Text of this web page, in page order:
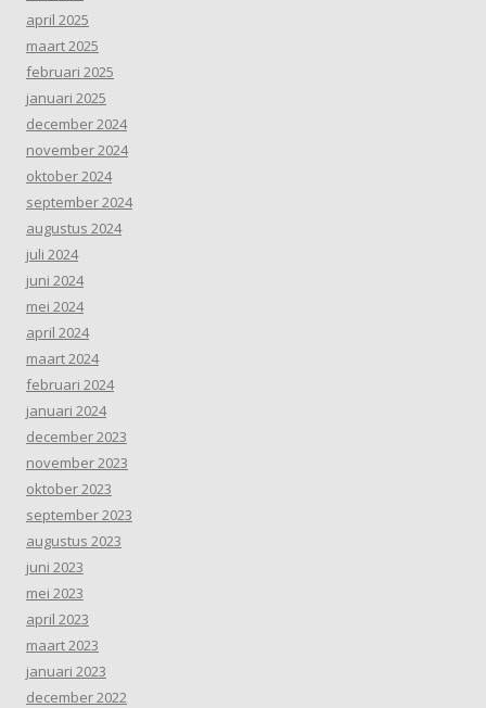
april 2025
maart 2025
februari 2025
januari 2025
december 2024
november 2024
oktober 2024
september 2024
augustus 2024
juli 2024
juni 2024
mei 2024
april 2024
maart 2024
februari 2024
januari 2024
december 2023
november 2023
oktober 2023
september 2023
augustus 2023
juni 2023
mei 2023
april 2023
maart 2023
januari 2023
december 2022